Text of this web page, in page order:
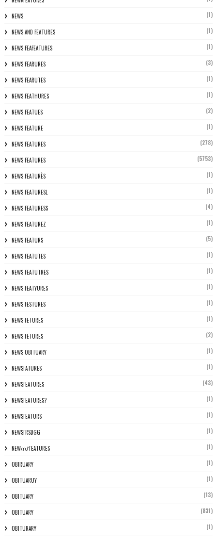
NEWS (1)
NEWS AND FEATURES (1)
NEWS FEAFEATURES (1)
NEWS FEARURES (3)
NEWS FEARUTES (1)
NEWS FEATHURES (1)
NEWS FEATUES (2)
NEWS FEATURE (1)
NEWS FEATURES (278)
NEWS FEATURES (5753)
NEWS FEATURÈS (1)
NEWS FEATURESL (1)
NEWS FEATURESS (4)
NEWS FEATUREZ (1)
NEWS FEATURS (5)
NEWS FEATUTES (1)
NEWS FEATUTRES (1)
NEWS FEATYURES (1)
NEWS FESTURES (1)
NEWS FETURES (1)
NEWS FETURES (2)
NEWS OBITUARY (1)
NEWSFATURES (1)
NEWSFEATURES (43)
NEWSFEATURES? (1)
NEWSFEATURS (1)
NEWSFRSDGG (1)
NEWസ് FEATURES (1)
OBIRUARY (1)
OBITUARUY (1)
OBITUARY (13)
OBITUARY (831)
OBITURARY (1)